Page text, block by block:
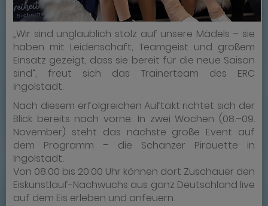
„Wir sind unglaublich stolz auf unsere Mädels – sie
haben mit Leidenschaft, Teamgeist und großem
Einsatz gezeigt, dass sie bereit für die neue Saison
sind“, freut sich das Trainerteam des ERC
Ingolstadt.
Nach diesem erfolgreichen Auftakt richtet sich der
Blick bereits nach vorne: In zwei Wochen (08.–09.
November) steht das nächste große Event auf
dem Programm – die Schanzer Pirouette in
Ingolstadt.
Von 08:00 bis 20:00 Uhr können dort Zuschauer den
Eiskunstlauf-Nachwuchs aus ganz Deutschland live
auf dem Eis erleben und anfeuern.